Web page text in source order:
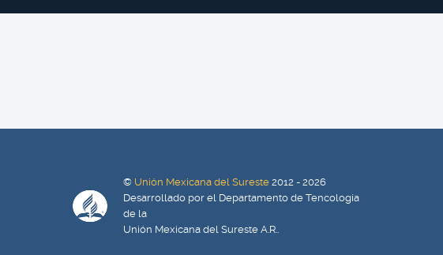
© Unión Mexicana del Sureste 2012 - 2026
Desarrollado por el Departamento de Tencología
de la
Unión Mexicana del Sureste A.R..